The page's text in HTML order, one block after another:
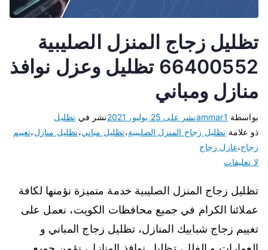
تظليل زجاج المنزل الصليبية
66400552 تظليل وعزل نوافذ
منازل ومباني
بواسطة ammar1نشر على 25 يوليو، 2021 نشر في تظليل
ذو علامة تظليل زجاج المنزل الصليبية،تظليل مباني،تظليل منازل،تغييم
زجاج،عازل زجاج
لا تعليقات
تظليل زجاج المنزل الصليبية خدمة متميزة نؤمنها لكافة
عملائنا الكرام في جميع محافظات الكويت، نعمل على
تغييم زجاج شبابيك المنازل، تظليل زجاج المباني و